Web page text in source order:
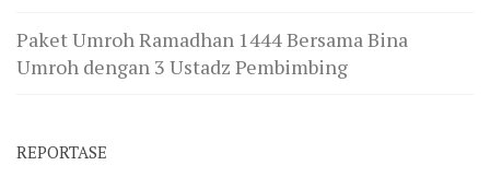
Paket Umroh Ramadhan 1444 Bersama Bina
Umroh dengan 3 Ustadz Pembimbing
REPORTASE